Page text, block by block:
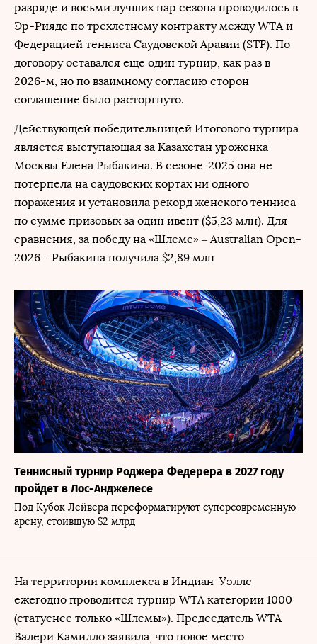
разряде и восьми лучших пар сезона проводилось в
Эр-Рияде по трехлетнему контракту между WTA и
Федерацией тенниса Саудовской Аравии (STF). По
договору оставался еще один турнир, как раз в
2026-м, но по взаимному согласию сторон
соглашение было расторгнуто.
Действующей победительницей Итогового турнира
является выступающая за Казахстан уроженка
Москвы Елена Рыбакина. В сезоне-2025 она не
потерпела на саудовских кортах ни одного
поражения и установила рекорд женского тенниса
по сумме призовых за один ивент ($5,23 млн). Для
сравнения, за победу на «Шлеме» – Australian Open-
2026 – Рыбакина получила $2,89 млн
Теннисный турнир Роджера Федерера в 2027 году
пройдет в Лос-Анджелесе
Под Кубок Лейвера переформатируют суперсовременную
арену, стоившую $2 млрд
На территории комплекса в Индиан-Уэллс
ежегодно проводится турнир WTA категории 1000
(статуснее только «Шлемы»). Председатель WTA
Валери Камилло заявила, что новое место